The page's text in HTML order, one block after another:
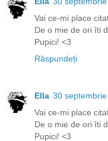
Vai ce-mi place
De o mie de ori îti
Pupici! <3
Răspundeți
Ella 30
Vai ce-mi place
De o mie de ori îti
Pupici! <3